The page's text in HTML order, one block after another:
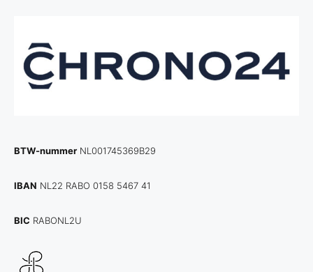
BTW-nummer NL001745369B29
IBAN NL22 RABO 0158 5467 41
BIC RABONL2U